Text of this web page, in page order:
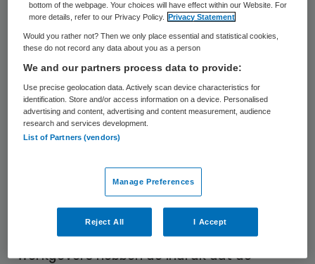
Actietraject
Onacceptabel, stellen de vakbonden. Ze
gaan de werkgevers een ultimatum stellen.
Volgens de bonden is een actietraject
onvermijdelijk. Wim van der Hoorn,
persbericht: “Werkgevers willen echter
persé hun voorwaarden doorduwen. Het is
erg teleurstellend dat werkgevers hun
medewerkers zo in de kou laten staan.” De
werkgevers hebben de indruk dat de
bottom of the webpage. Your choices will have effect within our Website. For
more details, refer to our Privacy Policy.
Privacy Statement
Would you rather not? Then we only place essential and statistical cookies,
these do not record any data about you as a person
We and our partners process data to provide:
Use precise geolocation data. Actively scan device characteristics for
identification. Store and/or access information on a device. Personalised
advertising and content, advertising and content measurement, audience
research and services development.
List of Partners (vendors)
Manage Preferences
Reject All I Accept